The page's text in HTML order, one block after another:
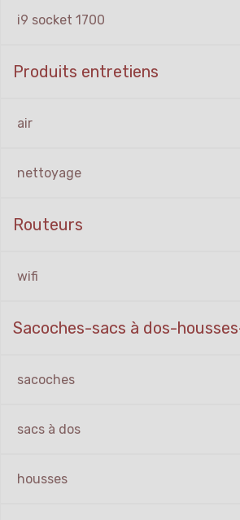
i9 socket 1700
Produits entretiens
air
nettoyage
Routeurs
wifi
Sacoches-sacs à dos-
sacoches
sacs à dos
housses